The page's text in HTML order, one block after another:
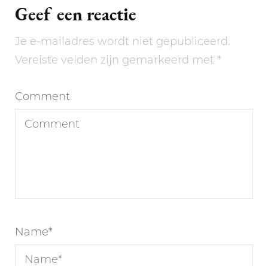
Geef een reactie
Je e-mailadres wordt niet gepubliceerd.
Vereiste velden zijn gemarkeerd met *
Comment
Name*